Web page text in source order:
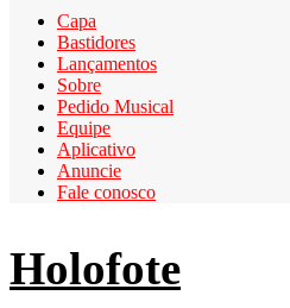
Capa
Bastidores
Lançamentos
Sobre
Pedido Musical
Equipe
Aplicativo
Anuncie
Fale conosco
Holofote